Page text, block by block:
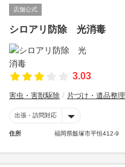
店舗公式
シロアリ防除 光消毒
3.03
害虫・害獣駆除 片づけ・遺品整理
出張・訪問対応
住所 福岡県飯塚市平恒412-9